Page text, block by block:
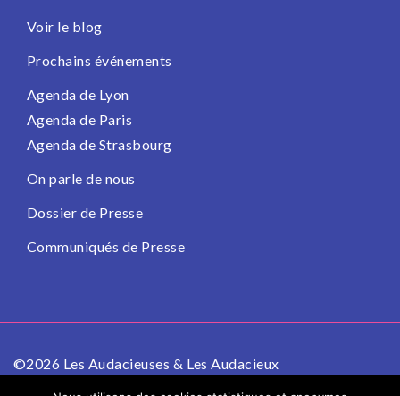
Voir le blog
Prochains événements
Agenda de Lyon
Agenda de Paris
Agenda de Strasbourg
On parle de nous
Dossier de Presse
Communiqués de Presse
©2026 Les Audacieuses & Les Audacieux
Politique de confidentialité
Mentions légales